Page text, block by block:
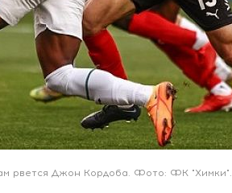
рвется Джон Кордоба. Фото: ФК "Химки".